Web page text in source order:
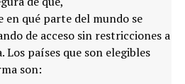
qué parte del mundo se
de acceso sin restricciones a
países que son elegibles
son: